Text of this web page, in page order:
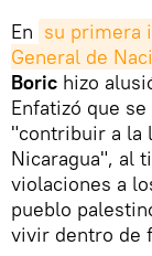
En su primera
General de
Boric hizo
Enfatizó que
"contribuir a la
Nicaragua", al
violaciones a
pueblo
vivir dentro de